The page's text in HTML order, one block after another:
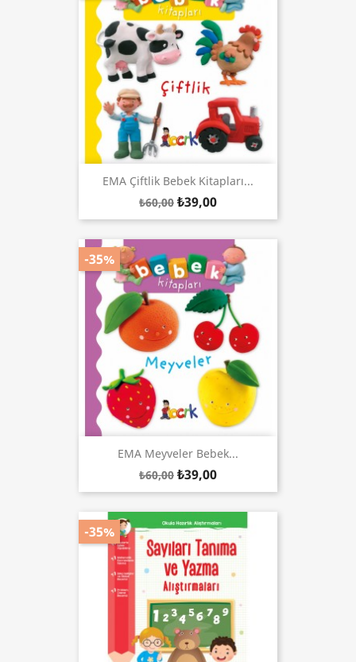
EMA Çiftlik Bebek Kitapları...
₺60,00 ₺39,00
EMA Meyveler Bebek...
₺60,00 ₺39,00
-35%
-35%